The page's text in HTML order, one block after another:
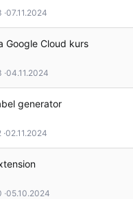
07.11.2024
Google Cloud kurs
04.11.2024
generator
02.11.2024
05.10.2024